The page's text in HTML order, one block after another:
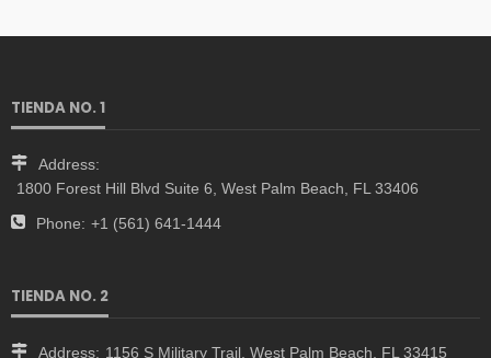
TIENDA NO. 1
Address:
1800 Forest Hill Blvd Suite 6, West Palm Beach, FL 33406
Phone: +1 (561) 641-1444
TIENDA NO. 2
Address: 1156 S Military Trail, West Palm Beach, FL 33415